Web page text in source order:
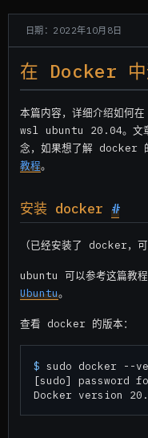
日期：2022年10月8日
在 Docker 中
本篇内容，详细介绍如何
wsl ubuntu 20.04。文
念，如果想了解 docker
教程。
安装 docker #
（已经安装了 docker，
ubuntu 可以参考这篇教程
Ubuntu。
查看 docker 的版本：
$ sudo docker --
[sudo] password